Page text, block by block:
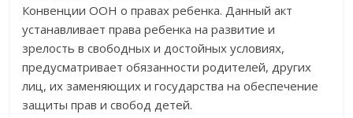
Конвенции ООН о правах ребенка. Данный акт
устанавливает права ребенка на развитие и
зрелость в свободных и достойных условиях,
предусматривает обязанности родителей, других
лиц, их заменяющих и государства на обеспечение
защиты прав и свобод детей.